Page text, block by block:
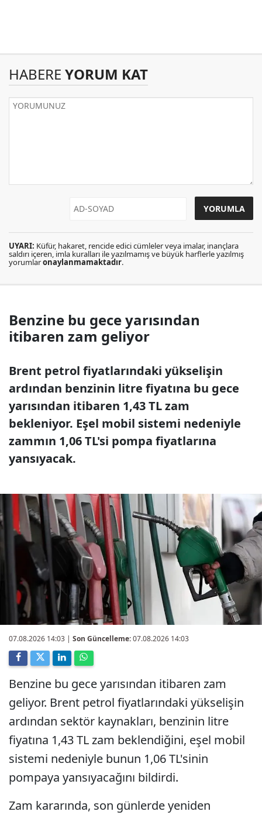
HABERE YORUM KAT
UYARI: Küfür, hakaret, rencide edici cümleler veya imalar, inançlara
saldırı içeren, imla kuralları ile yazılmamış ve büyük harflerle yazılmış
yorumlaronaylanmamaktadır.
Benzine bu gece yarısından
itibaren zam geliyor
Brent petrol fiyatlarındaki yükselişin
ardından benzinin litre fiyatına bu gece
yarısından itibaren 1,43 TL zam
bekleniyor. Eşel mobil sistemi nedeniyle
zammın 1,06 TL'si pompa fiyatlarına
yansıyacak.
07.08.2026 14:03 | Son Güncelleme:07.08.2026 14:03
Benzine bu gece yarısından itibaren zam
geliyor. Brent petrol fiyatlarındaki yükselişin
ardından sektör kaynakları, benzinin litre
fiyatına 1,43 TL zam beklendiğini, eşel mobil
sistemi nedeniyle bunun 1,06 TL'sinin
pompaya yansıyacağını bildirdi.
Zam kararında, son günlerde yeniden